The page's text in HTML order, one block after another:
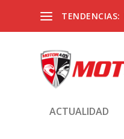
TENDENCIAS:
ACTUALIDAD